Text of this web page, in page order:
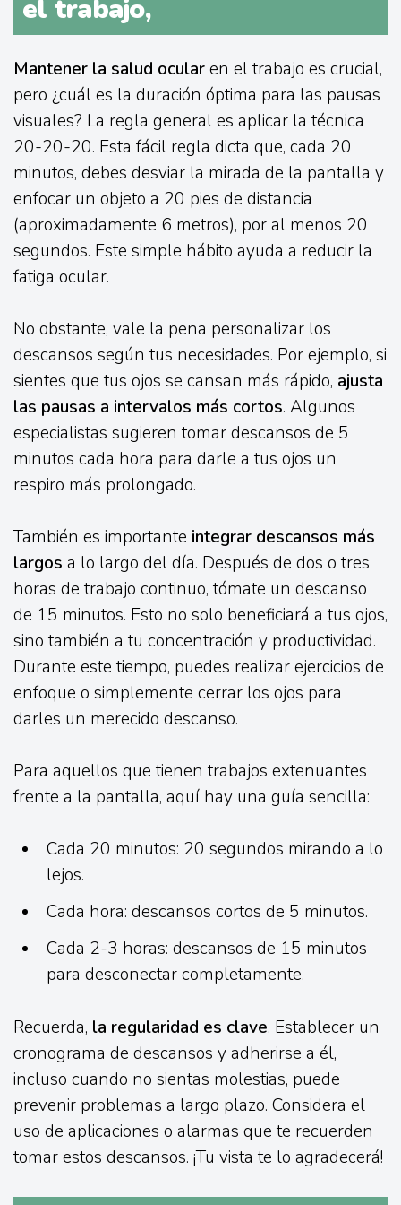
el trabajo,
Mantener la salud ocularen el trabajo es crucial,
pero ¿cuál es la duración óptima para las pausas
visuales? La regla general es aplicar la técnica
20-20-20. Esta fácil regla dicta que, cada 20
minutos, debes desviar la mirada de la pantalla y
enfocar un objeto a 20 pies de distancia
(aproximadamente 6 metros), por al menos 20
segundos. Este simple hábito ayuda a reducir la
fatiga ocular.
No obstante, vale la pena personalizar los
descansos según tus necesidades. Por ejemplo, si
sientes que tus ojos se cansan más rápido, ajusta
las pausas a intervalos más cortos. Algunos
especialistas sugieren tomar descansos de 5
minutos cada hora para darle a tus ojos un
respiro más prolongado.
También es importante integrar descansos más
largos a lo largo del día. Después de dos o tres
horas de trabajo continuo, tómate un descanso
de 15 minutos. Esto no solo beneficiará a tus ojos,
sino también a tu concentración y productividad.
Durante este tiempo, puedes realizar ejercicios de
enfoque o simplemente cerrar los ojos para
darles un merecido descanso.
Para aquellos que tienen trabajos extenuantes
frente a la pantalla, aquí hay una guía sencilla:
Cada 20 minutos: 20 segundos mirando a lo
lejos.
Cada hora: descansos cortos de 5 minutos.
Cada 2-3 horas: descansos de 15 minutos
para desconectar completamente.
Recuerda, la regularidad es clave. Establecer un
cronograma de descansos y adherirse a él,
incluso cuando no sientas molestias, puede
prevenir problemas a largo plazo. Considera el
uso de aplicaciones o alarmas que te recuerden
tomar estos descansos. ¡Tu vista te lo agradecerá!